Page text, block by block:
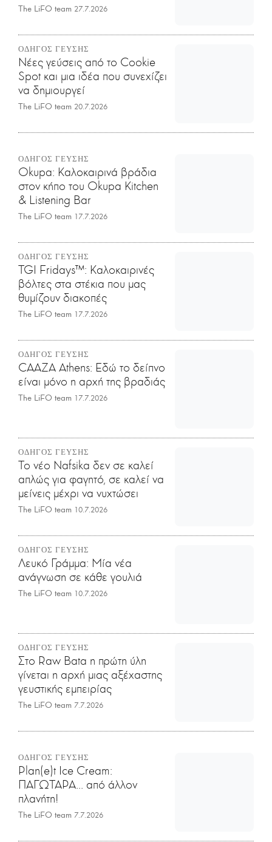
The LiFO team 27.7.2026
ΟΔΗΓΟΣ ΓΕΥΣΗΣ
Νέες γεύσεις από το Cookie
Spot και μια ιδέα που συνεχίζει
να δημιουργεί
The LiFO team 20.7.2026
ΟΔΗΓΟΣ ΓΕΥΣΗΣ
Okupa: Καλοκαιρινά βράδια
στον κήπο του Okupa Kitchen
& Listening Bar
The LiFO team 17.7.2026
ΟΔΗΓΟΣ ΓΕΥΣΗΣ
TGI Fridays™: Kαλοκαιρινές
βόλτες στα στέκια που μας
θυμίζουν διακοπές
The LiFO team 17.7.2026
ΟΔΗΓΟΣ ΓΕΥΣΗΣ
CAAZA Athens: Εδώ το δείπνο
είναι μόνο η αρχή της βραδιάς
The LiFO team 17.7.2026
ΟΔΗΓΟΣ ΓΕΥΣΗΣ
Το νέο Nafsika δεν σε καλεί
απλώς για φαγητό, σε καλεί να
μείνεις μέχρι να νυχτώσει
The LiFO team 10.7.2026
ΟΔΗΓΟΣ ΓΕΥΣΗΣ
Λευκό Γράμμα: Μία νέα
ανάγνωση σε κάθε γουλιά
The LiFO team 10.7.2026
ΟΔΗΓΟΣ ΓΕΥΣΗΣ
Στο Raw Bata η πρώτη ύλη
γίνεται η αρχή μιας αξέχαστης
γευστικής εμπειρίας
The LiFO team 7.7.2026
ΟΔΗΓΟΣ ΓΕΥΣΗΣ
Plan(e)t Ice Cream:
ΠΑΓΩΤΑΡΑ... από άλλον
πλανήτη!
The LiFO team 7.7.2026